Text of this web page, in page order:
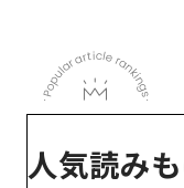
人気読み